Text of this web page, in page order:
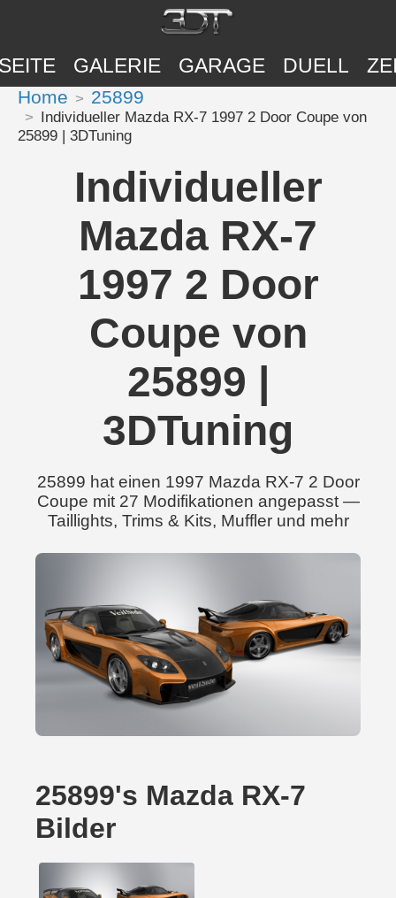
GALERIE GARAGE DUELL
Home 25899
Individueller Mazda RX-7 1997 2 Door Coupe von
25899 | 3DTuning
Individueller
Mazda RX-7
1997 2 Door
Coupe von
25899 |
3DTuning
25899 hat einen 1997 Mazda RX-7 2 Door
Coupe mit 27 Modifikationen angepasst —
Taillights, Trims & Kits, Muffler und mehr
25899's Mazda RX-7
Bilder